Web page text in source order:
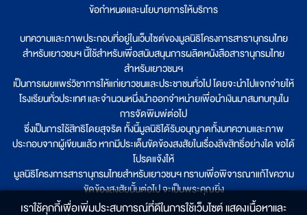
ข้อกำหนดและนโยบายการให้บริการ
บทความและภาพประกอบที่อยู่ในเว็บไซต์ของมูลนิธิโครงการสารานุกรมไทย
สำหรับเยาวชนฯ นี้ใช้สำหรับเพื่อสนับสนุนการผลิตหนังสือสารานุกรมไทย
สำหรับเยาวชนฯ
เป็นการเผยแพร่วิชาการให้แก่เยาวชนและประชาชนทั่วไป โดยจะนำไปแจกจ่ายให้
โรงเรียนทั่วประเทศ และจำนวนหนึ่งนำออกจำหน่ายเพื่อนำเงินมาสมทบทุนใน
การจัดพิมพ์ต่อไป
ซึ่งเป็นการใช้สิทธิโดยสุจริต ทั้งนี้มูลนิธิได้รับอนุญาตทั้งบทความและภาพ
ประกอบจากผู้เขียนแล้ว หากมีประเด็นขัดข้องสงสัยในเรื่องลิขสิทธิ์อย่างใด ขอได้
โปรดแจ้งให้
มูลนิธิโครงการสารานุกรมไทยสำหรับเยาวชนฯ ทราบเพื่อพิจารณาแก้ไขความ
ขัดข้องสงสัยนั้นต่อไป จะเป็นพระคุณยิ่ง
เราใช้คุกกี้เพื่อเพิ่มประสบการณ์ที่ดีในการใช้เว็บไซต์ แสดงเนื้อหาและ